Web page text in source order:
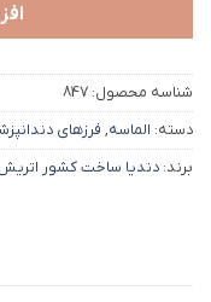
شناسه محصول: 847
دسته: الماسه, فرزهای
برند: دندیا ساخت کشور